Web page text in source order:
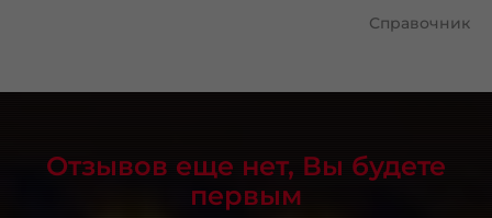
Справочник
Отзывов еще нет, Вы будете
первым